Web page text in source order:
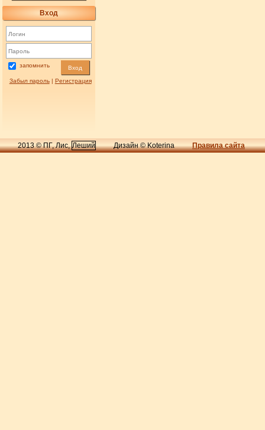
Вход
запомнить Вход
Забыл пароль| Регистрация
2013 © ПГ, Лис,Леший Дизайн © Koterina Правила сайта